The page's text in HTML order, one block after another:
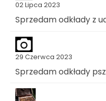
02 Lipca 2023
Sprzedam odkłady z
29 Czerwca 2023
Sprzedam odkłady